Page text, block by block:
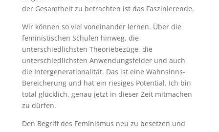
der Gesamtheit zu betrachten ist das Faszinierende.
Wir können so viel voneinander lernen. Über die
feministischen Schulen hinweg, die
unterschiedlichsten Theoriebezüge, die
unterschiedlichsten Anwendungsfelder und auch
die Intergenerationalität. Das ist eine Wahnsinns-
Bereicherung und hat ein riesiges Potential. Ich bin
total glücklich, genau jetzt in dieser Zeit mitmachen
zu dürfen.
Den Begriff des Feminismus neu zu besetzen und